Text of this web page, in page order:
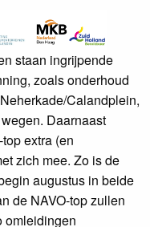
staan ingrijpende
zoals onderhoud
Calandplein,
Daarnaast
extra (en
zich mee. Zo is de
augustus in beide
de NAVO-top zullen
omleidingen